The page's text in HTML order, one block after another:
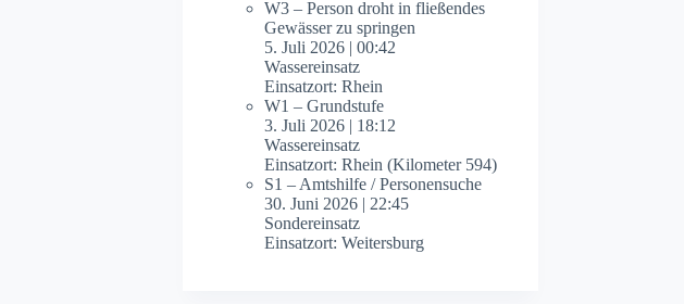
W3 – Person droht in fließendes
Gewässer zu springen
5. Juli 2026 |00:42
Wassereinsatz
Einsatzort: Rhein
W1 – Grundstufe
3. Juli 2026 | 18:12
Wassereinsatz
Einsatzort: Rhein (Kilometer 594)
S1 – Amtshilfe / Personensuche
30. Juni 2026 | 22:45
Sondereinsatz
Einsatzort: Weitersburg